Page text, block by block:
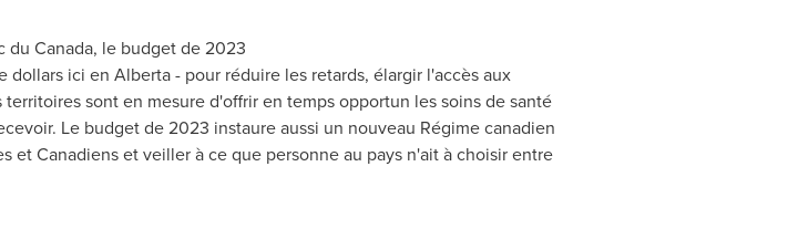
Canada, le budget de 2023
dollars ici en Alberta- pour réduire les retards, élargir l'accès aux
sont en mesure d'offrir en temps opportun les soins de santé
Le budget de 2023 instaure aussi un nouveau Régime canadien
et Canadiens et veiller à ce que personne au pays n'ait à choisir entre